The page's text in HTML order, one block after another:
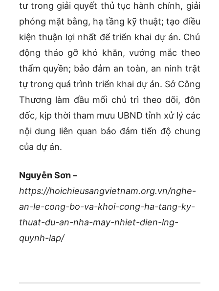
tư trong giải quyết thủ tục hành chính, giải
phóng mặt bằng, hạ tầng kỹ thuật; tạo điều
kiện thuận lợi nhất để triển khai dự án. Chủ
động tháo gỡ khó khăn, vướng mắc theo
thẩm quyền; bảo đảm an toàn, an ninh trật
tự trong quá trình triển khai dự án. Sở Công
Thương làm đầu mối chủ trì theo dõi, đôn
đốc, kịp thời tham mưu UBND tỉnh xử lý các
nội dung liên quan bảo đảm tiến độ chung
của dự án.
Nguyễn Sơn –
https://hoichieusangvietnam.org.vn/nghe-
an-le-cong-bo-va-khoi-cong-ha-tang-ky-
thuat-du-an-nha-may-nhiet-dien-lng-
quynh-lap/